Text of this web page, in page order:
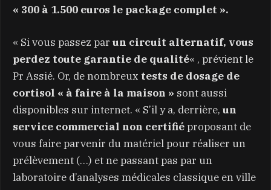
« 300 à 1.500 euros le package complet ».
« Si vous passez par un circuit alternatif, vous
perdez toute garantie de qualité« , prévient le
Pr Assié. Or, de nombreux tests de dosage de
cortisol « à faire à la maison » sont aussi
disponibles sur internet. « S’il y a, derrière, un
service commercial non certifiéproposant de
vous faire parvenir du matériel pour réaliser un
prélèvement (…) et ne passant pas par un
laboratoire d’analyses médicales classique en ville